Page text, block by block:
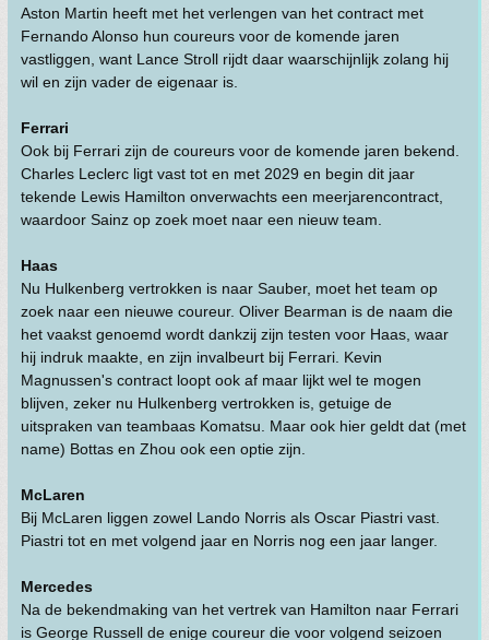
Aston Martin heeft met het verlengen van het contract met
Fernando Alonso hun coureurs voor de komende jaren
vastliggen, want Lance Stroll rijdt daar waarschijnlijk zolang hij
wil en zijn vader de eigenaar is.
Ferrari
Ook bij Ferrari zijn de coureurs voor de komende jaren bekend.
Charles Leclerc ligt vast tot en met 2029 en begin dit jaar
tekende Lewis Hamilton onverwachts een meerjarencontract,
waardoor Sainz op zoek moet naar een nieuw team.
Haas
Nu Hulkenberg vertrokken is naar Sauber, moet het team op
zoek naar een nieuwe coureur. Oliver Bearman is de naam die
het vaakst genoemd wordt dankzij zijn testen voor Haas, waar
hij indruk maakte, en zijn invalbeurt bij Ferrari. Kevin
Magnussen's contract loopt ook af maar lijkt wel te mogen
blijven, zeker nu Hulkenberg vertrokken is, getuige de
uitspraken van teambaas Komatsu. Maar ook hier geldt dat (met
name) Bottas en Zhou ook een optie zijn.
McLaren
Bij McLaren liggen zowel Lando Norris als Oscar Piastri vast.
Piastri tot en met volgend jaar en Norris nog een jaar langer.
Mercedes
Na de bekendmaking van het vertrek van Hamilton naar Ferrari
is George Russell de enige coureur die voor volgend seizoen